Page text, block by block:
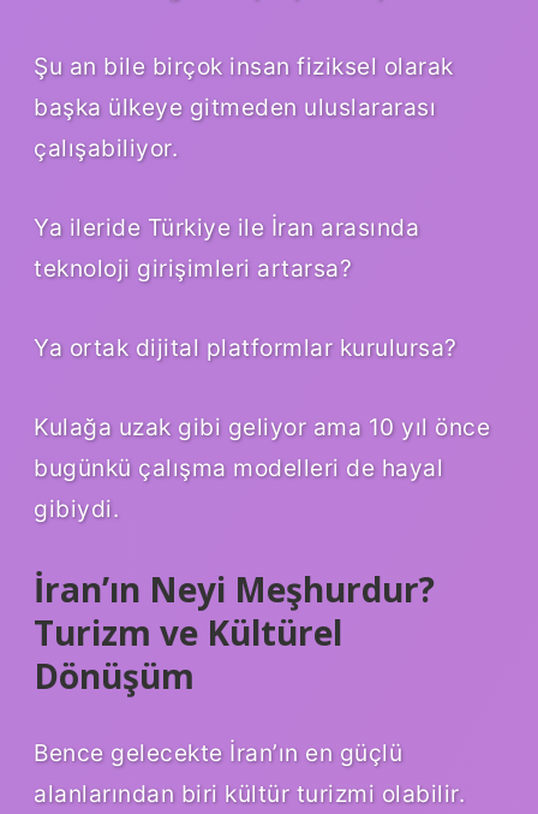
Şu an bile birçok insan fiziksel olarak
başka ülkeye gitmeden uluslararası
çalışabiliyor.
Ya ileride Türkiye ile İran arasında
teknoloji girişimleri artarsa?
Ya ortak dijital platformlar kurulursa?
Kulağa uzak gibi geliyor ama 10 yıl önce
bugünkü çalışma modelleri de hayal
gibiydi.
İran’ın Neyi Meşhurdur?
Turizm ve Kültürel
Dönüşüm
Bence gelecekte İran’ın en güçlü
alanlarından biri kültür turizmi olabilir.